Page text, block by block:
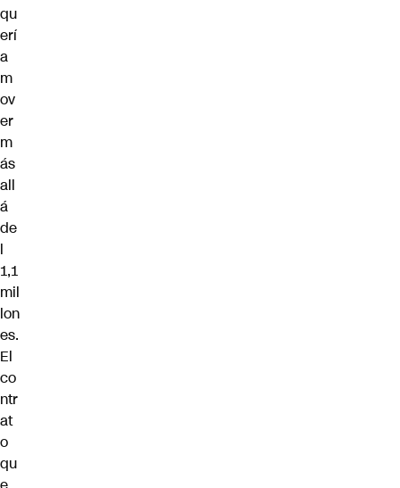
qu
erí
a
m
ov
er
m
ás
all
á
de
l
1,1
mil
lon
es.
El
co
ntr
at
o
qu